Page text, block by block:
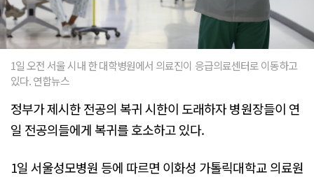
1일 오전 서울 시내 한 대학병원에서 의료진이 응급의료센터로 이동하고
있다. 연합뉴스
정부가 제시한 전공의 복귀 시한이 도래하자 병원장들이 연
일 전공의들에게 복귀를 호소하고 있다.
1일 서울성모병원 등에 따르면 이화성 가톨릭대학교 의료원